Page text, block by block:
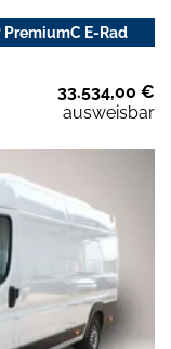
PremiumC E-Rad
33.534,00 €
ausweisbar